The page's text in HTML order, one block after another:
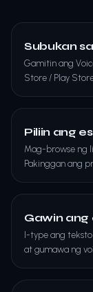
Subukan
Gamitin ang
Store / Play
Piliin ang
Mag-browse ng
Pakinggan ang
Gawin ang
I-type ang teksto
at gumawa ng